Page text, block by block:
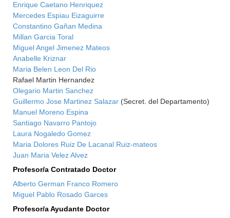
Enrique Caetano Henriquez
Mercedes Espiau Eizaguirre
Constantino Gañan Medina
Millan Garcia Toral
Miguel Angel Jimenez Mateos
Anabelle Kriznar
Maria Belen Leon Del Rio
Rafael Martin Hernandez
Olegario Martin Sanchez
Guillermo Jose Martinez Salazar (Secret. del Departamento)
Manuel Moreno Espina
Santiago Navarro Pantojo
Laura Nogaledo Gomez
Maria Dolores Ruiz De Lacanal Ruiz-mateos
Juan Maria Velez Alvez
Profesor/a Contratado Doctor
Alberto German Franco Romero
Miguel Pablo Rosado Garces
Profesor/a Ayudante Doctor